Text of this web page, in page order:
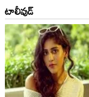
టాలీవుడ్